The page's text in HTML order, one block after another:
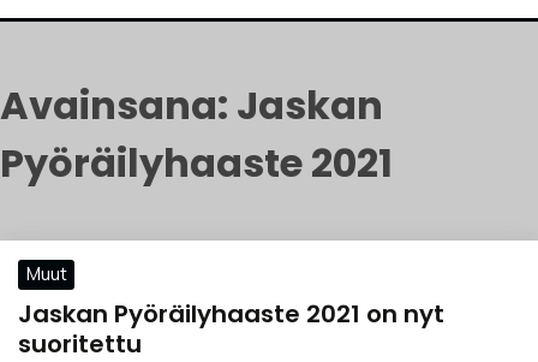
JASKANKALJAT
Avainsana: Jaskan
Pyöräilyhaaste 2021
Muut
Jaskan Pyöräilyhaaste 2021 on nyt
suoritettu